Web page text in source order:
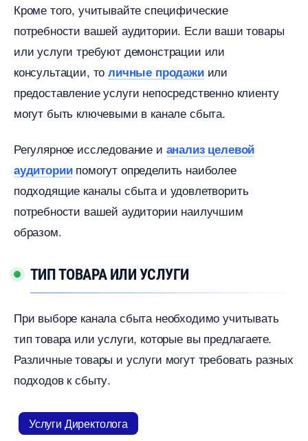
Кроме того, учитывайте специфические
потребности вашей аудитории.​ Если ваши товары
или услуги требуют демонстрации или
консультации, толичные продажиили
предоставление услуги непосредственно клиенту
могут быть ключевыми в канале сбыта.​
Регулярное исследование и анализ целевой
аудиториипомогут определить наиболее
подходящие каналы сбыта и удовлетворить
потребности вашей аудитории наилучшим
образом.​
ТИП ТОВАРА ИЛИ УСЛУГИ
При выборе канала сбыта необходимо учитывать
тип товара или услуги, которые вы предлагаете.​
Различные товары и услуги могут требовать разных
подходов к сбыту.​
Услуги Директолога